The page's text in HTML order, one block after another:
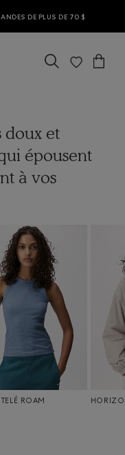
DE PLUS DE 70 $
doux et
épousent
à vos
ROAM